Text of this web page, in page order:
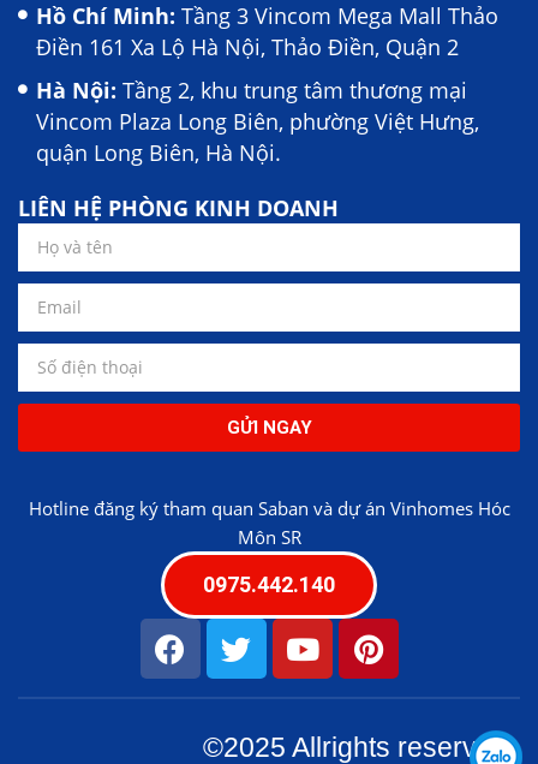
Hồ Chí Minh: Tầng 3 Vincom Mega Mall Thảo
Điền 161 Xa Lộ Hà Nội, Thảo Điền, Quận 2
Hà Nội: Tầng 2, khu trung tâm thương mại
Vincom Plaza Long Biên, phường Việt Hưng,
quận Long Biên, Hà Nội.
LIÊN HỆ PHÒNG KINH DOANH
GỬI NGAY
Hotline đăng ký tham quan Saban và dự án Vinhomes Hóc
Môn SR
0975.442.140
©2025 Allrights reserved